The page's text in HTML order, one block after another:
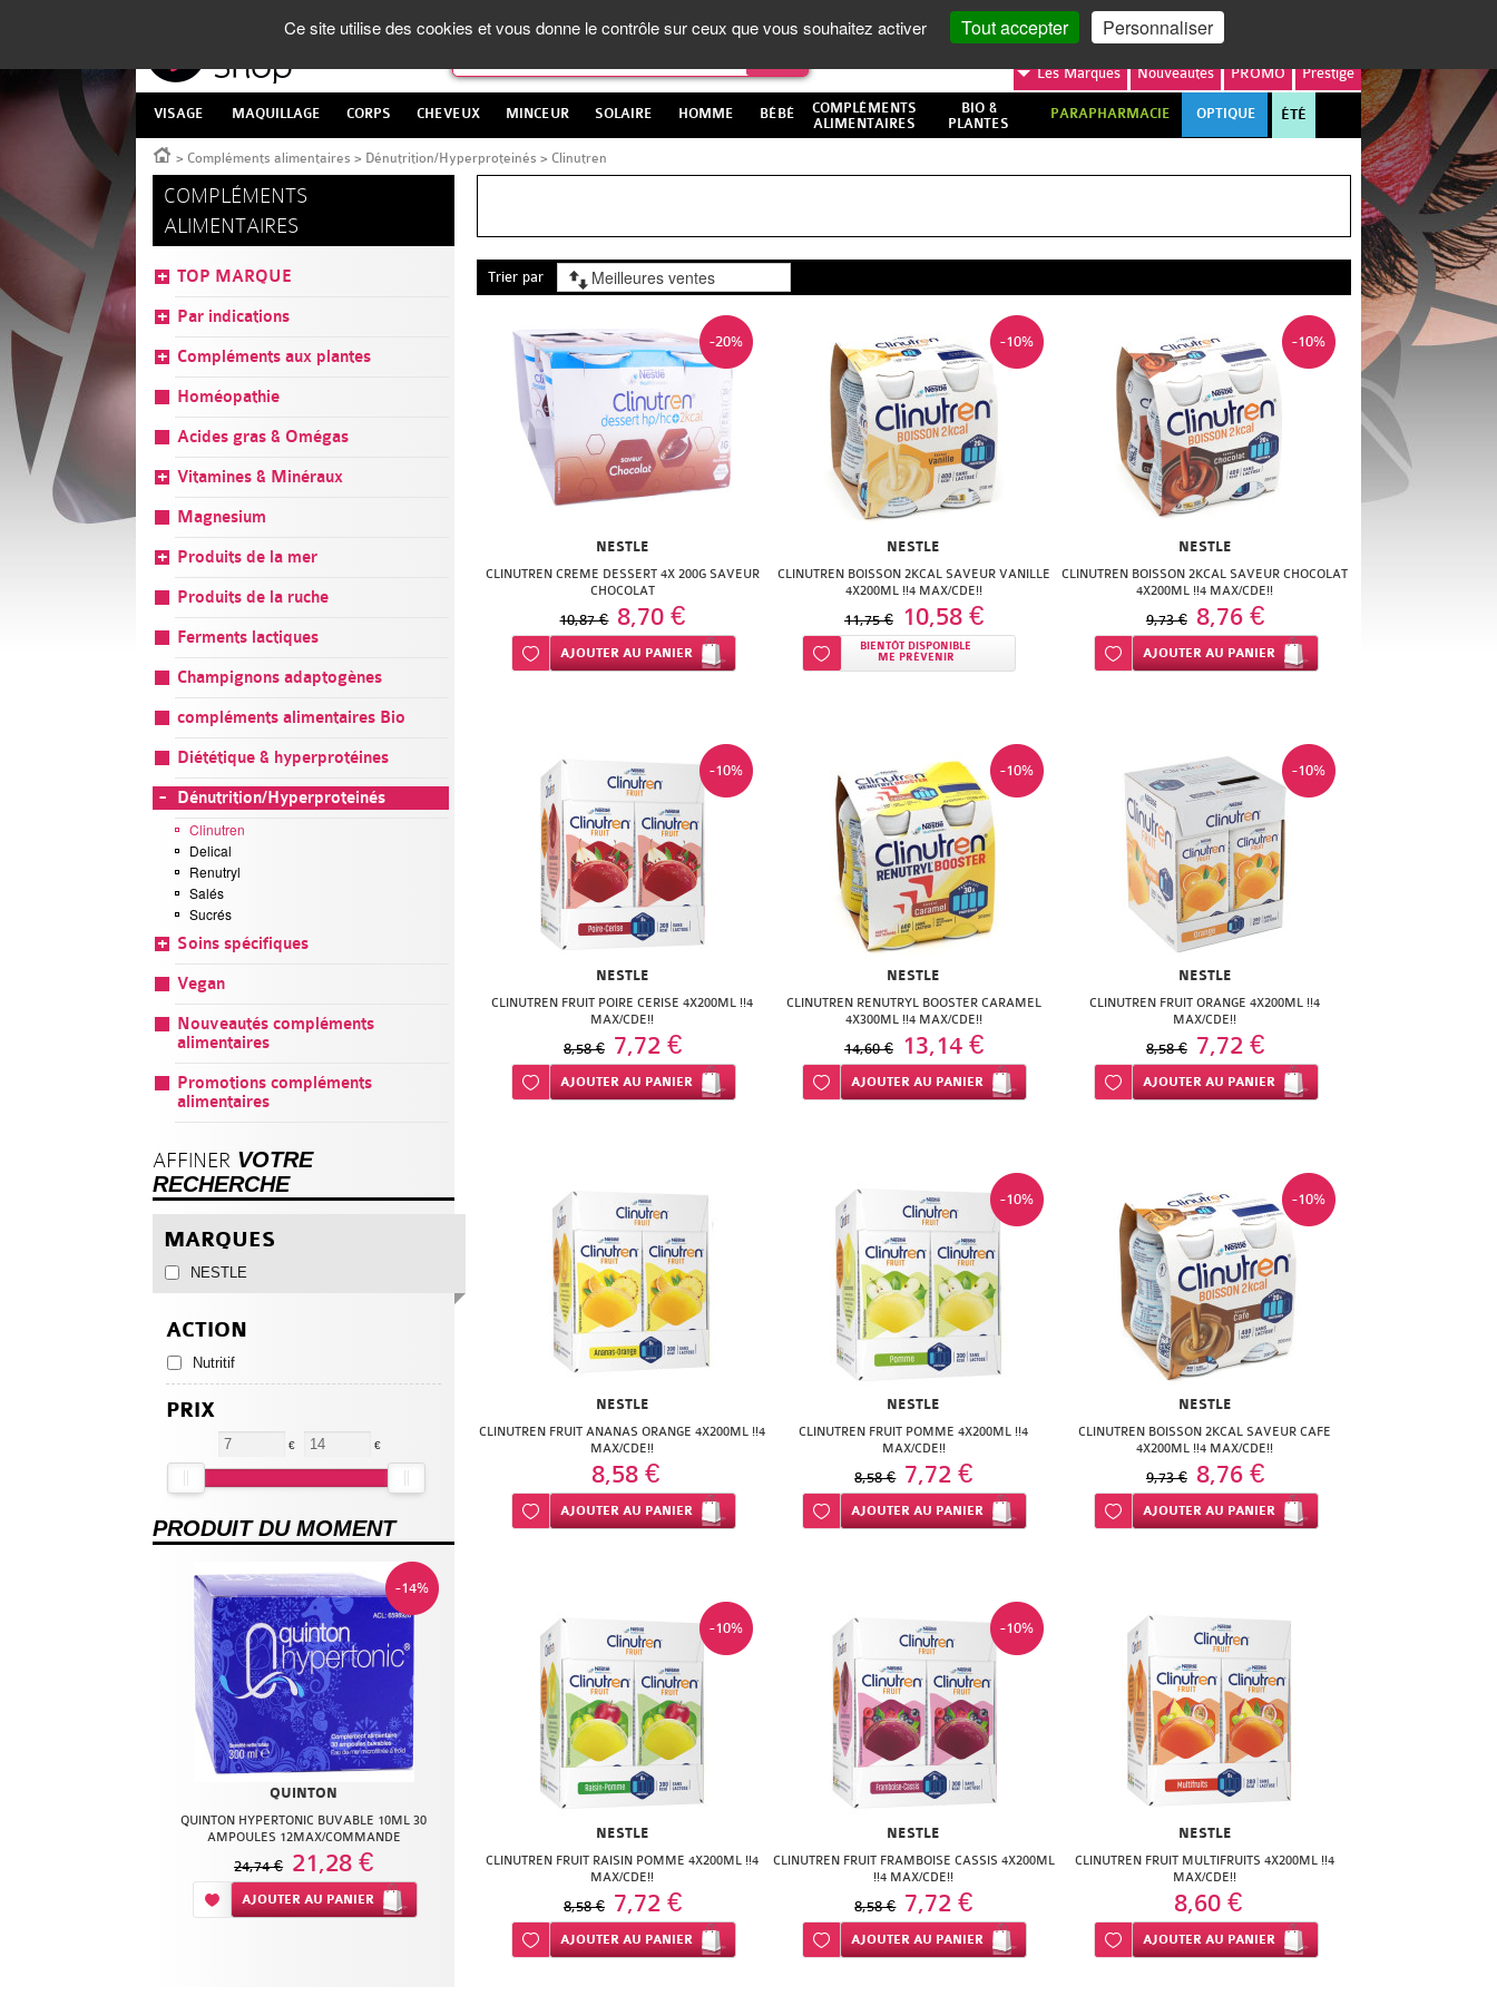
MON COMPTE
LesMarques Nouveautés PROMO Prestige
VISAGE MAQUILLAGE CORPS CHEVEUX MINCEUR SOLAIRE HOMME BÉBÉ
COMPLÉMENTS
ALIMENTAIRES
BIO &
PLANTES
PARAPHARMACIE OPTIQUE ÉTÉ
Accueil
> Compléments alimentaires > Dénutrition/Hyperproteinés > Clinutren
Trier par
-20%
NESTLE
CLINUTREN CREME DESSERT 4X 200G SAVEUR
CHOCOLAT
10,87 € 8,70 €
Ajouter à ma liste d’envie
AJOUTER AU PANIER
-10%
NESTLE
CLINUTREN BOISSON 2KCAL SAVEUR VANILLE
4X200ML !!4 MAX/CDE!!
11,75 € 10,58 €
Ajouter à ma liste d’envie
BIENTÔT DISPONIBLE
ME PRÉVENIR
-10%
NESTLE
CLINUTREN BOISSON 2KCAL SAVEUR CHOCOLAT
4X200ML !!4 MAX/CDE!!
9,73 € 8,76 €
Ajouter à ma liste d’envie
AJOUTER AU PANIER
-10%
NESTLE
CLINUTREN FRUIT POIRE CERISE 4X200ML !!4
MAX/CDE!!
8,58 € 7,72 €
Ajouter à ma liste d’envie
AJOUTER AU PANIER
-10%
NESTLE
CLINUTREN RENUTRYL BOOSTER CARAMEL
4X300ML !!4 MAX/CDE!!
14,60 € 13,14 €
Ajouter à ma liste d’envie
AJOUTERAU PANIER
-10%
NESTLE
CLINUTREN FRUIT ORANGE 4X200ML !!4
MAX/CDE!!
8,58 € 7,72 €
Ajouter à ma liste d’envie
AJOUTER AU PANIER
NESTLE
CLINUTREN FRUIT ANANAS ORANGE 4X200ML !!4
MAX/CDE!!
8,58 €
Ajouter à ma liste d’envie
AJOUTER AU PANIER
-10%
NESTLE
CLINUTREN FRUIT POMME 4X200ML !!4
MAX/CDE!!
8,58 € 7,72 €
Ajouter à ma liste d’envie
AJOUTERAU PANIER
-10%
NESTLE
CLINUTREN BOISSON 2KCAL SAVEUR CAFE
4X200ML !!4 MAX/CDE!!
9,73 € 8,76 €
Ajouter à ma liste d’envie
AJOUTER AU PANIER
-10%
NESTLE
CLINUTREN FRUIT RAISIN POMME 4X200ML !!4
MAX/CDE!!
8,58 € 7,72 €
Ajouter à ma liste d’envie
AJOUTER AU PANIER
-10%
NESTLE
CLINUTREN FRUIT FRAMBOISE CASSIS 4X200ML
!!4 MAX/CDE!!
8,58 € 7,72 €
Ajouter à ma liste d’envie
AJOUTERAU PANIER
NESTLE
CLINUTREN FRUIT MULTIFRUITS 4X200ML !!4
MAX/CDE!!
8,60 €
Ajouter à ma liste d’envie
AJOUTER AU PANIER
COMPLÉMENTS
ALIMENTAIRES
TOP MARQUE
Par indications
Compléments aux plantes
Homéopathie
Acides gras & Omégas
Vitamines & Minéraux
Magnesium
Produits de la mer
Produits de la ruche
Ferments lactiques
Champignons adaptogènes
compléments alimentaires Bio
Diététique & hyperprotéines
Dénutrition/Hyperproteinés
Clinutren
Delical
Renutryl
Salés
Sucrés
Soins spécifiques
Vegan
Nouveautés compléments
alimentaires
Promotions compléments
alimentaires
AFFINER VOTRE
RECHERCHE
MARQUES
NESTLE
ACTION
Nutritif
PRIX
€ €
PRODUIT DU MOMENT
-14%
QUINTON
QUINTON HYPERTONIC BUVABLE 10ML 30
AMPOULES 12MAX/COMMANDE
24,74 € 21,28 €
Ajouter à ma liste d’envie
AJOUTER AU PANIER
Ce site utilise des cookies et vous donne le contrôle sur ceux que vous souhaitez activer Tout accepter Personnaliser